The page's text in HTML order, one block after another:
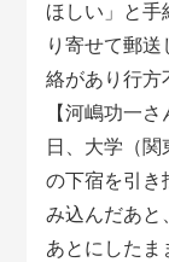
ほしい」と手
り寄せて郵
絡があり行方
【河嶋功一
日、大学（
の下宿を引き
み込んだあと
あとにしたま